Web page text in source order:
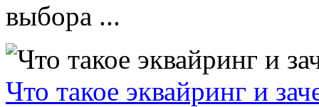
выбора ...
Что такое эквайринг и